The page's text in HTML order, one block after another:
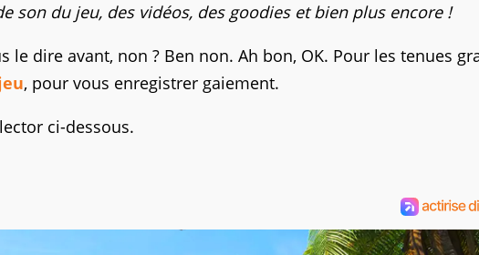
son du jeu, des vidéos, des goodies et bien plus encore !
le dire avant, non ? Ben non. Ah bon, OK. Pour les tenues
, pour vous enregistrer gaiement.
ci-dessous.